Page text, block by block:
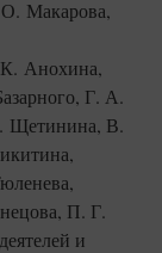
Макарова,
Анохина,
Г. А.
Щетинина, В.
П. Г.
и